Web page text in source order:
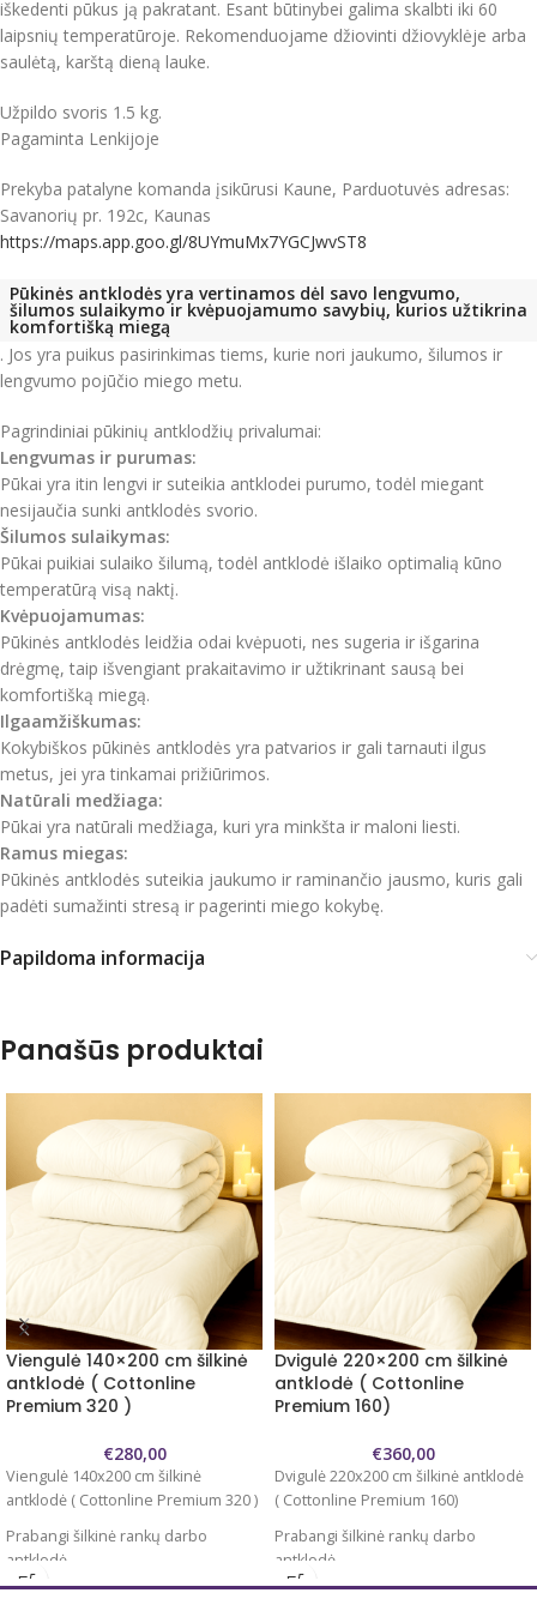
iškedenti pūkus ją pakratant. Esant būtinybei galima skalbti iki 60
laipsnių temperatūroje. Rekomenduojame džiovinti džiovyklėje arba
saulėtą, karštą dieną lauke.
Užpildo svoris 1.5 kg.
Pagaminta Lenkijoje
Prekyba patalyne komanda įsikūrusi Kaune, Parduotuvės adresas:
Savanorių pr. 192c, Kaunas
https://maps.app.goo.gl/8UYmuMx7YGCJwvST8
Pūkinės antklodės yra vertinamos dėl savo lengvumo,
šilumos sulaikymo ir kvėpuojamumo savybių, kurios užtikrina
komfortišką miegą
. Jos yra puikus pasirinkimas tiems, kurie nori jaukumo, šilumos ir
lengvumo pojūčio miego metu.
Pagrindiniai pūkinių antklodžių privalumai:
Lengvumas ir purumas:
Pūkai yra itin lengvi ir suteikia antklodei purumo, todėl miegant
nesijaučia sunki antklodės svorio.
Šilumos sulaikymas:
Pūkai puikiai sulaiko šilumą, todėl antklodė išlaiko optimalią kūno
temperatūrą visą naktį.
Kvėpuojamumas:
Pūkinės antklodės leidžia odai kvėpuoti, nes sugeria ir išgarina
drėgmę, taip išvengiant prakaitavimo ir užtikrinant sausą bei
komfortišką miegą.
Ilgaamžiškumas:
Kokybiškos pūkinės antklodės yra patvarios ir gali tarnauti ilgus
metus, jei yra tinkamai prižiūrimos.
Natūrali medžiaga:
Pūkai yra natūrali medžiaga, kuri yra minkšta ir maloni liesti.
Ramus miegas:
Pūkinės antklodės suteikia jaukumo ir raminančio jausmo, kuris gali
padėti sumažinti stresą ir pagerinti miego kokybę.
Papildoma informacija
Panašūs produktai
Viengulė 140×200 cm šilkinė
antklodė ( Cottonline
Premium 320 )
€280,00
Viengulė 140x200 cm šilkinė
antklodė ( Cottonline Premium 320 )
Prabangi šilkinė rankų darbo
antklodė.
Antklodės užpildas 100 % natūralus
Dvigulė 220×200 cm šilkinė
antklodė ( Cottonline
Premium 160)
€360,00
Dvigulė 220x200 cm šilkinė antklodė
( Cottonline Premium 160)
Prabangi šilkinė rankų darbo
antklodė.
Antklodės užpildas 100 % šilkas